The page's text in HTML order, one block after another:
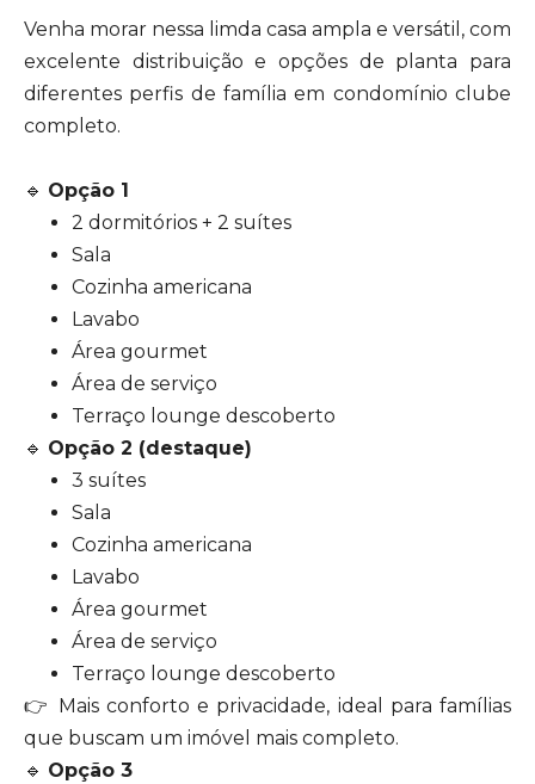
Venha morar nessa limda casa ampla e versátil, com
excelente distribuição e opções de planta para
diferentes perfis de família em condomínio clube
completo.
🔹 Opção 1
2 dormitórios + 2 suítes
Sala
Cozinha americana
Lavabo
Área gourmet
Área de serviço
Terraço lounge descoberto
🔹 Opção 2 (destaque)
3 suítes
Sala
Cozinha americana
Lavabo
Área gourmet
Área de serviço
Terraço lounge descoberto
👉 Mais conforto e privacidade, ideal para famílias
que buscam um imóvel mais completo.
🔹 Opção 3